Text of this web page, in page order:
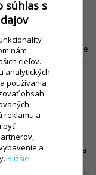
s OS
alebo fiskálnej
Tento návod je
Windows.
Viac...
v. 2 v iKelp
od ČSOB.
Pokladňa
tlačiarne PC3000 a
Android.
súhlas s
nám
cieľov.
analytických
používania
obsah
reklamu a
byť
a
Bližšie